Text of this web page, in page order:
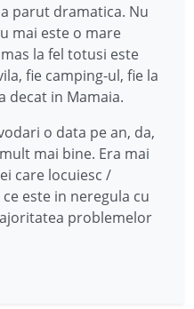
parut dramatica. Nu
mai este o mare
la fel totusi este
fie camping-ul, fie la
decat in Mamaia.
o data pe an, da,
mai bine. Era mai
care locuiesc /
este in neregula cu
problemelor